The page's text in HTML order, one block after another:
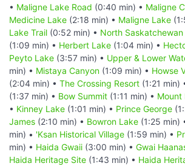
• Maligne Lake Road (0:40 min) • Maligne
Medicine Lake (2:18 min) • Maligne Lake
Lake Trail (0:52 min) • North
(1:09 min) • Herbert Lake (1:04 min) •
Peyto Lake (3:57 min) • Upper & Lower
min) • Mistaya Canyon (1:09 min) • Howse
(2:04 min) • The Crossing Resort (1:21 min)
(1:37 min) • Bow Summit (1:11 min) • Mount
• Kinney Lake (1:01 min) • Prince George
James (2:10 min) • Bowron Lake (1:25 min)
min) • 'Ksan Historical Village (1:59 min) •
min) • Haida Gwaii (3:00 min) • Gwai
Haida Heritage Site (1:43 min) • Haida